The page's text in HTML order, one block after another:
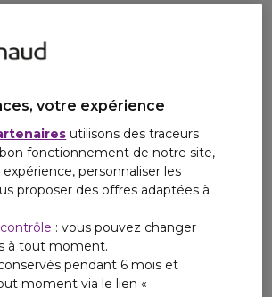
vernis hydratant. **ultra-glossy = ultra
après application de l'huile, 103
d'origine animale
précis délivre la quantité parfaite,
et une douceur ultime sans
tout sans fini gras en en contrôle des
gouttes, selon la longueur des cheveux,
votre expérience
utilisons des traceurs
fonctionnement de notre site,
personnaliser les
proposer des offres adaptées à
: vous pouvez changer
à tout moment.
pendant 6 mois et
moment via le lien «